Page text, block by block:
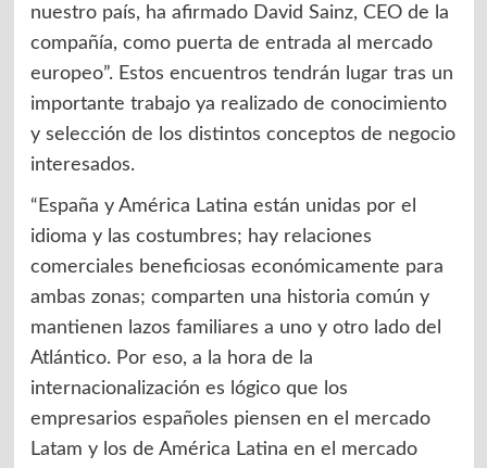
nuestro país, ha afirmado David Sainz, CEO de la
compañía, como puerta de entrada al mercado
europeo”. Estos encuentros tendrán lugar tras un
importante trabajo ya realizado de conocimiento
y selección de los distintos conceptos de negocio
interesados.
“España y América Latina están unidas por el
idioma y las costumbres; hay relaciones
comerciales beneficiosas económicamente para
ambas zonas; comparten una historia común y
mantienen lazos familiares a uno y otro lado del
Atlántico. Por eso, a la hora de la
internacionalización es lógico que los
empresarios españoles piensen en el mercado
Latam y los de América Latina en el mercado